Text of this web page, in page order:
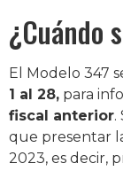
¿Cuándo
El Modelo 347
1 al 28, para
fiscal anterior.
que presentar
2023, es decir,